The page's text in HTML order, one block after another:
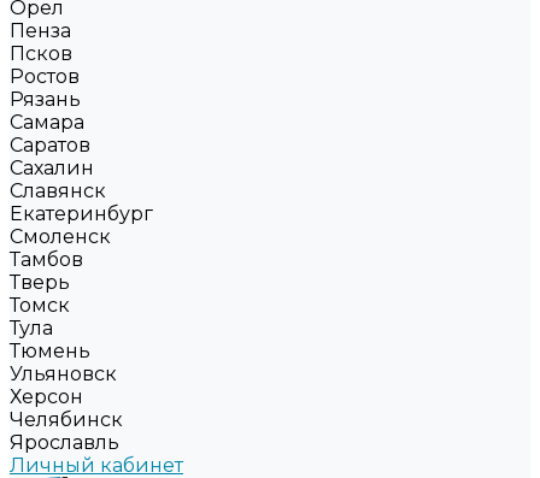
Орел
Пенза
Псков
Ростов
Рязань
Самара
Саратов
Сахалин
Славянск
Екатеринбург
Смоленск
Тамбов
Тверь
Томск
Тула
Тюмень
Ульяновск
Херсон
Челябинск
Ярославль
Личный кабинет